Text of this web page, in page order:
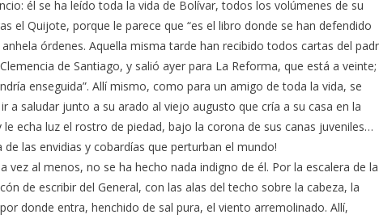
él se ha leído toda la vida de Bolívar, todos los volúmenes de su
el Quijote, porque le parece que “es el libro donde se han defendido
órdenes. Aquella misma tarde han recibido todos cartas del
de Santiago, y salió ayer para La Reforma, que está a veinte;
enseguida”. Allí mismo, como para un amigo de toda la vida, se
a saludar junto a su arado al viejo augusto que cría a su casa en la
echa luz el rostro de piedad, bajo la corona de sus canas juveniles…
las envidias y cobardías que perturban el mundo!
vez al menos, no se ha hecho nada indigno de él. Por la escalera de la
de escribir del General, con las alas del techo sobre la cabeza, la
donde entra, henchido de sal pura, el viento arremolinado. Allí,